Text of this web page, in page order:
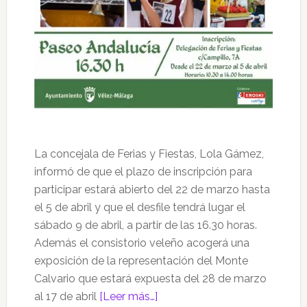
La concejala de Ferias y Fiestas, Lola Gámez,
informó de que el plazo de inscripción para
participar estará abierto del 22 de marzo hasta
el 5 de abril y que el desfile tendrá lugar el
sábado 9 de abril, a partir de las 16.30 horas.
Además el consistorio veleño acogerá una
exposición de la representación del Monte
Calvario que estará expuesta del 28 de marzo
al 17 de abril [Leer más…]acerca